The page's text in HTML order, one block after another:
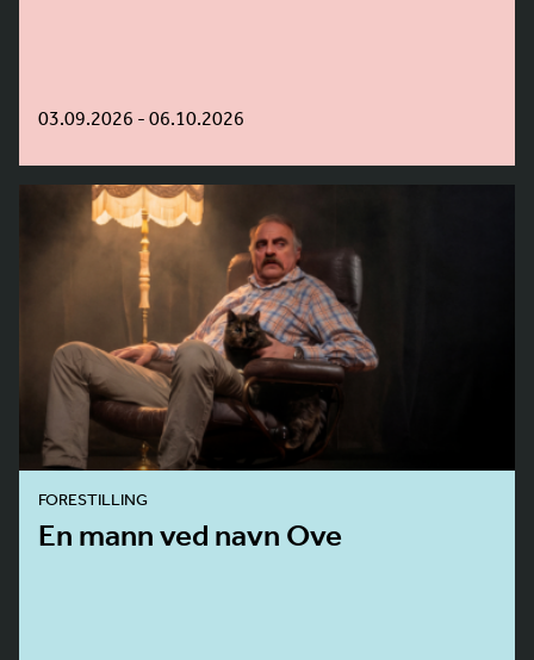
03.09.2026 - 06.10.2026
FORESTILLING
En mann ved navn Ove